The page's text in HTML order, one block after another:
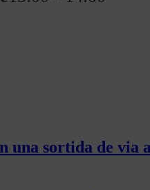
una sortida de via